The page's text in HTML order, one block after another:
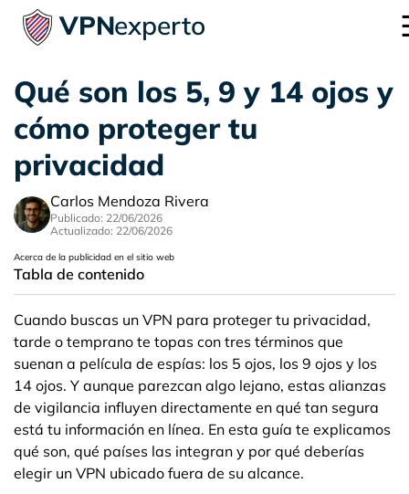
VPNexperto
Qué son los 5, 9 y 14 ojos y
cómo proteger tu
privacidad
Carlos Mendoza Rivera
Publicado: 22/06/2026
Actualizado: 22/06/2026
Acerca de la publicidad en el sitio web
Tabla de contenido
Cuando buscas un VPN para proteger tu privacidad,
tarde o temprano te topas con tres términos que
suenan a película de espías: los 5 ojos, los 9 ojos y los
14 ojos. Y aunque parezcan algo lejano, estas alianzas
de vigilancia influyen directamente en qué tan segura
está tu información en línea. En esta guía te explicamos
qué son, qué países las integran y por qué deberías
elegir un VPN ubicado fuera de su alcance.